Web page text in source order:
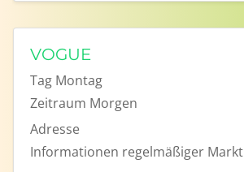
VOGUE
Tag Montag
Zeitraum Morgen
Adresse
Informationen regelmäßiger Markt